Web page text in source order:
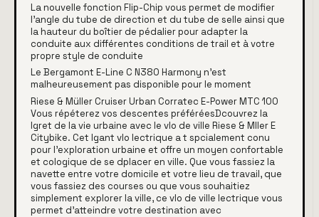
La nouvelle fonction Flip-Chip vous permet de modifier
l'angle du tube de direction et du tube de selle ainsi que
la hauteur du boîtier de pédalier pour adapter la
conduite aux différentes conditions de trail et à votre
propre style de conduite
Le Bergamont E-Line C N380 Harmony n'est
malheureusement pas disponible pour le moment
Riese & Müller Cruiser Urban Corratec E-Power MTC 100
Vous répéterez vos descentes préféréesDcouvrez la
lgret de la vie urbaine avec le vlo de ville Riese & Mller E
Citybike. Cet lgant vlo lectrique a t spcialement conu
pour l'exploration urbaine et offre un moyen confortable
et cologique de se dplacer en ville. Que vous fassiez la
navette entre votre domicile et votre lieu de travail, que
vous fassiez des courses ou que vous souhaitiez
simplement explorer la ville, ce vlo de ville lectrique vous
permet d'atteindre votre destination avec